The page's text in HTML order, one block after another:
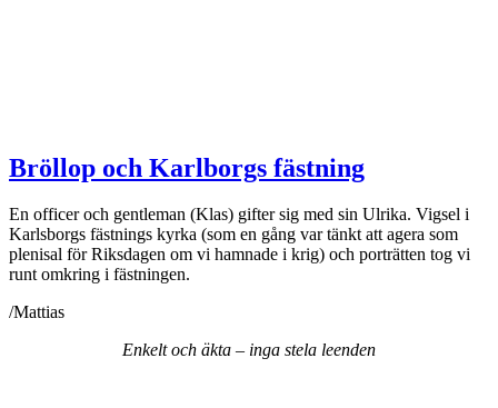
Bröllop och Karlborgs fästning
En officer och gentleman (Klas) gifter sig med sin Ulrika. Vigsel i
Karlsborgs fästnings kyrka (som en gång var tänkt att agera som
plenisal för Riksdagen om vi hamnade i krig) och porträtten tog vi
runt omkring i fästningen.
/Mattias
Enkelt och äkta – inga stela leenden